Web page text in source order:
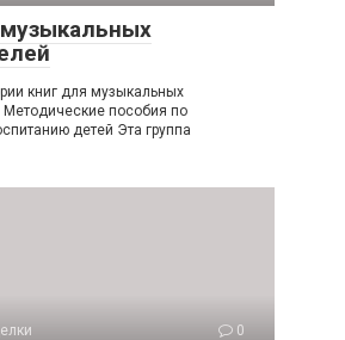
книг для музыкальных
Методические пособия по
детей Эта группа
0